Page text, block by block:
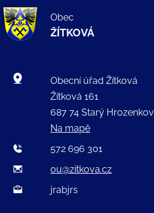
Obec
ŽÍTKOVÁ
Obecní úřad Žítková
Žítková 161
687 74 Starý Hrozenkov
Na mapě
572 696 301
ou@zitkova.cz
jrabjrs